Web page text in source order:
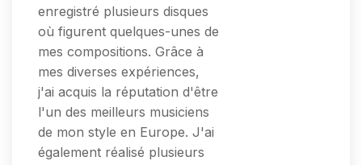
enregistré plusieurs disques
où figurent quelques-unes de
mes compositions. Grâce à
mes diverses expériences,
j'ai acquis la réputation d'être
l'un des meilleurs musiciens
de mon style en Europe. J'ai
également réalisé plusieurs